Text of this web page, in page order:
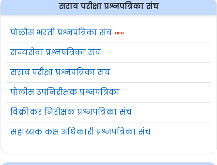
सराव परीक्षा प्रश्नपत्रिका संच
पोलीस भरती प्रश्नपत्रिका संच
राज्यसेवा प्रश्नपत्रिका संच
सराव परीक्षा प्रश्नपत्रिका संच
पोलीस उपनिरीक्षक प्रश्नपत्रिका
विक्रीकर निरीक्षक प्रश्नपत्रिका संच
सहाय्यक कक्ष अधिकारी प्रश्नपत्रिका संच